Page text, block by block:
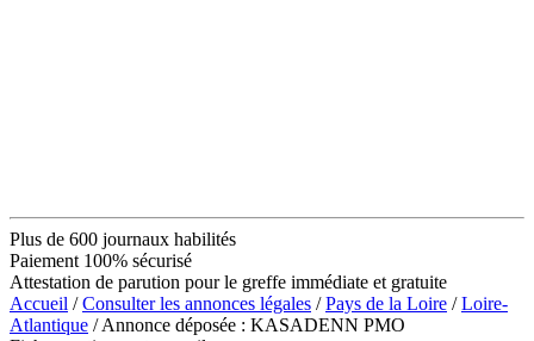
Plus de 600 journaux habilités
Paiement 100% sécurisé
Attestation de parution pour le greffe immédiate et gratuite
Accueil /Consulter les annonces légales /Pays de la Loire /Loire-
Atlantique / Annonce déposée : KASADENN PMO